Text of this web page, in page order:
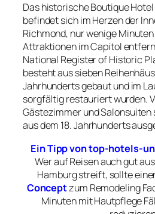
Das historische Boutique
befindet sich im Herzen der
Richmond, nur wenige
Attraktionen im Capitol
National Register of Historic
besteht aus sieben
Jahrhunderts gebaut und im
sorgfältig restauriert wurden.
Gästezimmer und
aus dem 18. Jahrhunderts
Ein Tipp von top-hotels-
Wer auf Reisen auch gut
Hamburg streift, sollte
Conceptzum Remodeling
Minuten mit Hautpflege